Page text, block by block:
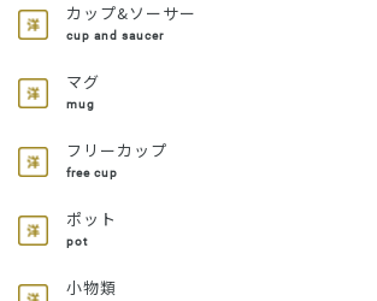
カップ&ソーサー
cup and saucer
マグ
mug
フリーカップ
free cup
ポット
pot
小物類